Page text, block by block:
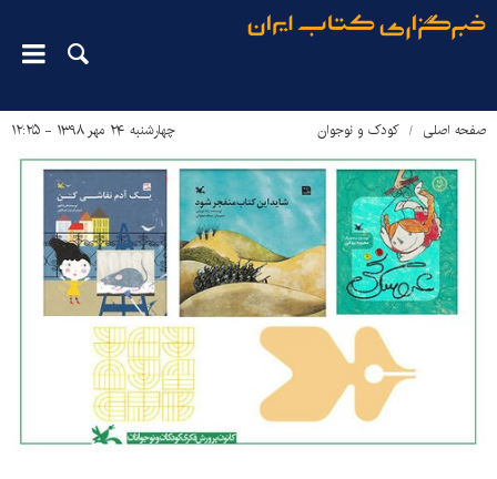
صفحه اصلی کودک و نوجوان چهارشنبه ۲۴ مهر ۱۳۹۸ - ۱۲:۲۵